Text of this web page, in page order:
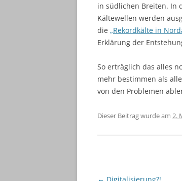
in südlichen Breiten. In
Kältewellen werden
die „Rekordkälte in
Erklärung der
So erträglich das alles
mehr bestimmen als
von den Problemen
Dieser Beitrag wurde am 2.
Beitragsnavigation
← Digitalisierung?!